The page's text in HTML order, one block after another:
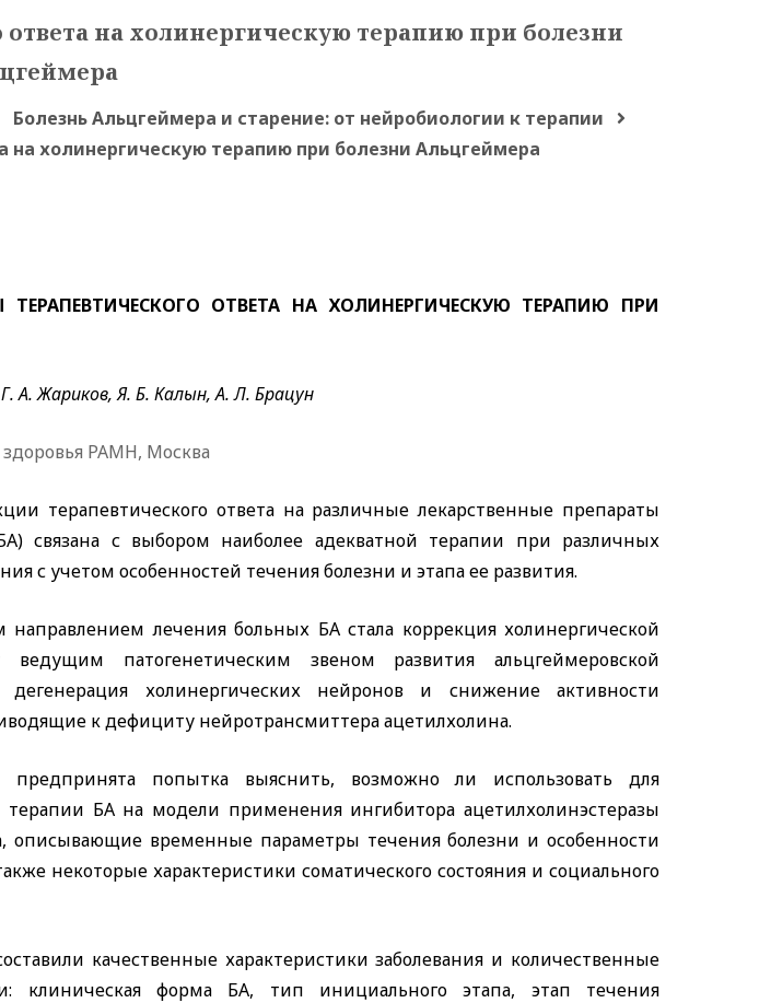
на холинергическую терапию при болезни
Болезнь Альцгеймера и старение: от нейробиологии к терапии
холинергическую терапию при болезни Альцгеймера
ОТВЕТА НА ХОЛИНЕРГИЧЕСКУЮ ТЕРАПИЮ ПРИ
А. Жариков, Я. Б. Калын, А. Л. Брацун
РАМН, Москва
терапевтического ответа на различные лекарственные препараты
связана с выбором наиболее адекватной терапии при различных
с учетом особенностей течения болезни и этапа ее развития.
лечения больных БА стала коррекция холинергической
ведущим патогенетическим звеном развития альцгеймеровской
дегенерация холинергических нейронов и снижение активности
к дефициту нейротрансмиттера ацетилхолина.
предпринята попытка выяснить, возможно ли использовать для
терапии БА на модели применения ингибитора ацетилхолинэстеразы
описывающие временные параметры течения болезни и особенности
некоторые характеристики соматического состояния и социального
качественные характеристики заболевания и количественные
клиническая форма БА, тип инициального этапа, этап течения